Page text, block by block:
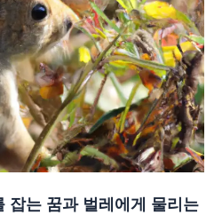
잡는 꿈과 벌레에게 물리는